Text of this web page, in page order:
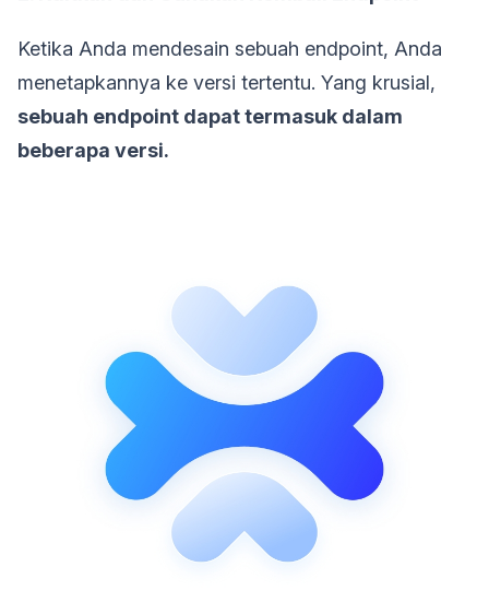
Ketika Anda mendesain sebuah endpoint, Anda
menetapkannya ke versi tertentu. Yang krusial,
sebuah endpoint dapat termasuk dalam
beberapa versi.